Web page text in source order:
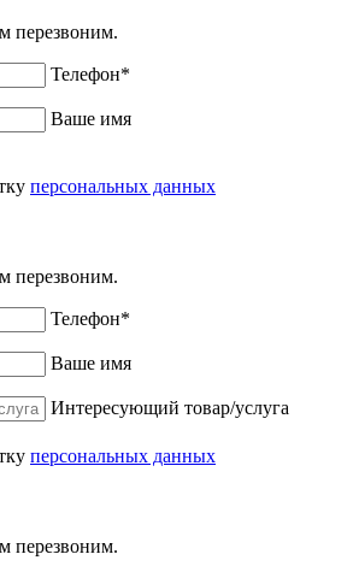
перезвоним.
Телефон*
Ваше имя
персональных данных
перезвоним.
Телефон*
Ваше имя
Интересующий товар/услуга
персональных данных
перезвоним.